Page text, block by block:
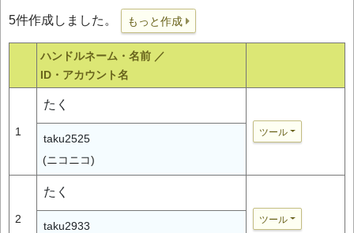
5件作成しました。 もっと作成
ハンドルネーム・名前 ／
ID・アカウント名
1
たく
ツール
taku2525
(ニコニコ)
2
たく
ツール
taku2933